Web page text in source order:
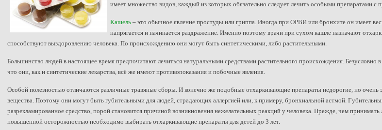
имеет множество видов, каждый из которых обязательно следует лечить особыми препаратами
Кашель – это обычное явление простуды или гриппа. Иногда при ОРВИ или бронхите он имеет
напрягается и начинается раздражение. Именно поэтому врачи при сухом кашле назначают
способствуют выздоровлению человека. По происхождению они могут быть синтетическими, либо растительными.
Большинство людей в настоящее время предпочитают лечиться натуральными средствами растительного происхождения.
что они, как и синтетические лекарства, всё же имеют противопоказания и побочные явления.
Особой полезностью отличаются различные травяные сборы. И конечно же подобные отхаркивающие препараты недорогие, но очень
вещества. Поэтому они могут быть губительными для людей, страдающих аллергией или, к примеру, бронхиальной астмой.
разрекламированное средство, порой становится причиной возникновения нежелательных реакций у человека. Прежде, чем
повышенной осторожностью необходимо выбирать отхаркивающие препараты для детей до 3 лет.